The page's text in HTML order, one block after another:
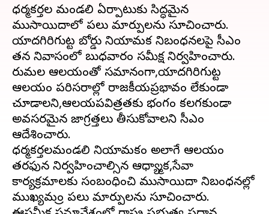
ధర్మకర్తల మండలి ఏర్పాటుకు సిద్ధమైన
ముసాయిదాలో పలు మార్పులను సూచించారు.
యాదగిరిగుట్ట బోర్డు నియామక నిబంధనలపై సీఎం
తన నివాసంలో బుధవారం సమీక్ష నిర్వహించారు.
తిరుమల ఆలయంతో సమానంగా,యాదగిరిగుట్ట
ఆలయం పరిసరాల్లో రాజకీయప్రభావం లేకుండా
చూడాలని,ఆలయపవిత్రతకు భంగం కలగకుండా
అవసరమైన జాగ్రత్తలు తీసుకోవాలని సీఎం
ఆదేశించారు.
ధర్మకర్తలమండలి నియామకం అలాగే ఆలయం
తరఫున నిర్వహించాల్సిన ఆధ్యాత్మిక,సేవా
కార్యక్రమాలకు సంబంధించి ముసాయిదా నిబంధనల్లో
ముఖ్యమంత్రి పలు మార్పులను సూచించారు.